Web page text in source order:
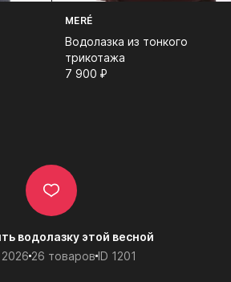
MERÉ
Водолазка из тонкого
трикотажа
7 900⁠ ⁠₽
водолазку этой весной
26 товаров ID 1201